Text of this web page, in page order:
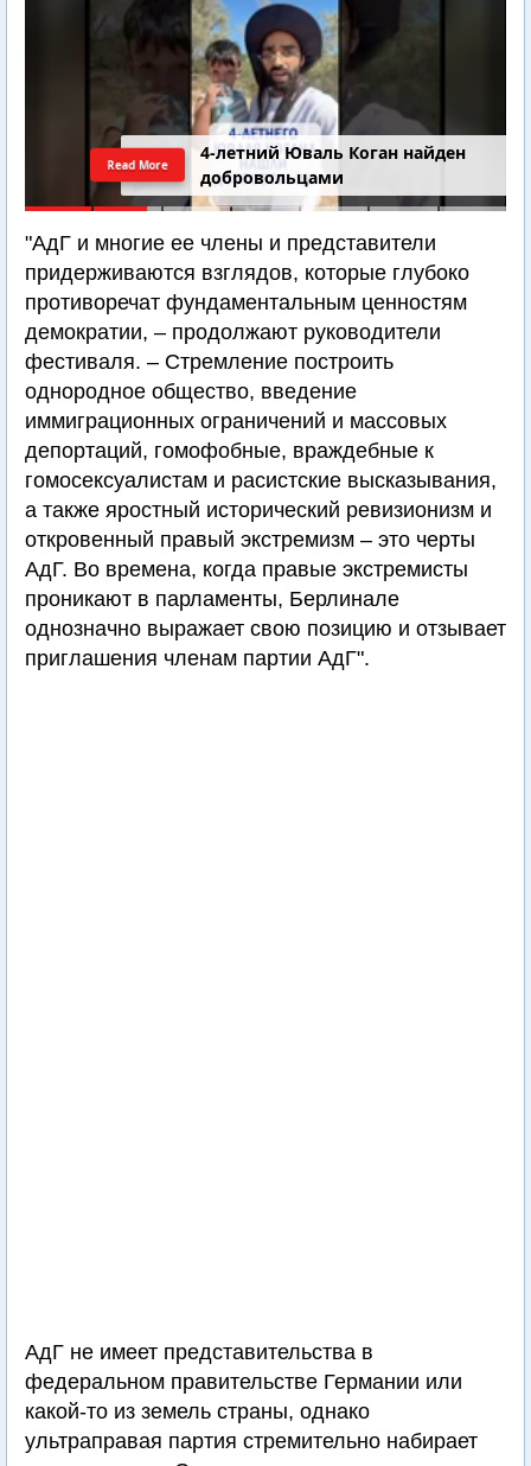
4-летний Юваль Коган найден
добровольцами
Read More
"АдГ и многие ее члены и представители
придерживаются взглядов, которые глубоко
противоречат фундаментальным ценностям
демократии, – продолжают руководители
фестиваля. – Стремление построить
однородное общество, введение
иммиграционных ограничений и массовых
депортаций, гомофобные, враждебные к
гомосексуалистам и расистские высказывания,
а также яростный исторический ревизионизм и
откровенный правый экстремизм – это черты
АдГ. Во времена, когда правые экстремисты
проникают в парламенты, Берлинале
однозначно выражает свою позицию и отзывает
приглашения членам партии АдГ".
АдГ не имеет представительства в
федеральном правительстве Германии или
какой-то из земель страны, однако
ультраправая партия стремительно набирает